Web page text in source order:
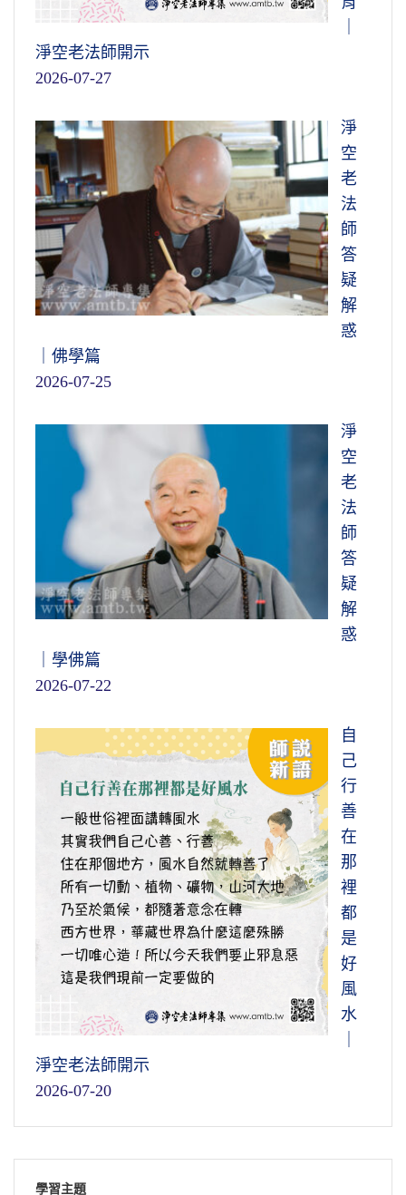
淨空老法師開示
2026-07-27
淨
空
老
法
師
答
疑
解
惑
｜佛學篇
2026-07-25
淨
空
老
法
師
答
疑
解
惑
｜學佛篇
2026-07-22
自
己
行
善
在
那
裡
都
是
好
風
水
淨空老法師開示
2026-07-20
學習主題